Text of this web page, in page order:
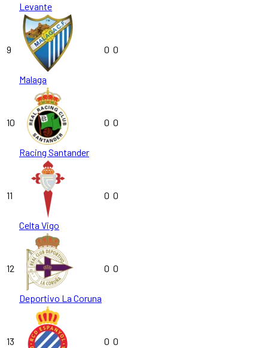
Levante
9
Malaga
0 0
10
Racing Santander
0 0
11
Celta Vigo
0 0
12
Deportivo La Coruna
0 0
13 0 0